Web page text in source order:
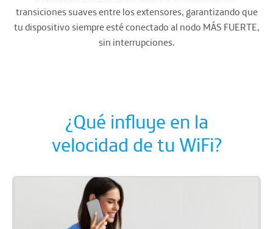
transiciones suaves entre los extensores, garantizando que
tu dispositivo siempre esté conectado al nodo MÁS FUERTE,
sin interrupciones.
¿Qué influye en la
velocidad de tu WiFi?